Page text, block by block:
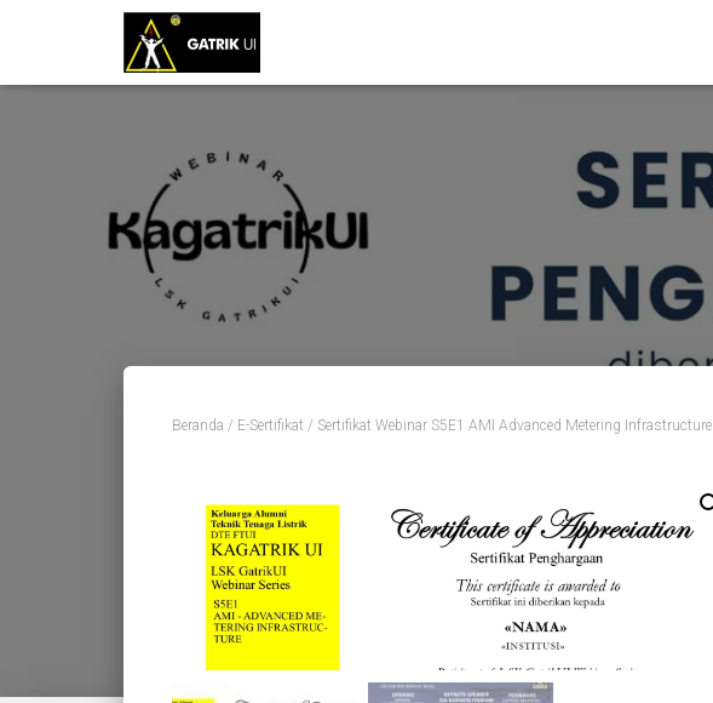
Beranda / E-Sertifikat / Sertifikat Webinar S5E1 AMI Advanced Metering Infrastructure